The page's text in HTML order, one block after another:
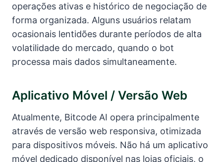
operações ativas e histórico de negociação de
forma organizada. Alguns usuários relatam
ocasionais lentidões durante períodos de alta
volatilidade do mercado, quando o bot
processa mais dados simultaneamente.
Aplicativo Móvel / Versão Web
Atualmente, Bitcode AI opera principalmente
através de versão web responsiva, otimizada
para dispositivos móveis. Não há um aplicativo
móvel dedicado disponível nas lojas oficiais, o